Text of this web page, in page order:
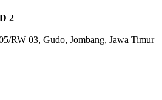
2
RW 03, Gudo, Jombang, Jawa Timur